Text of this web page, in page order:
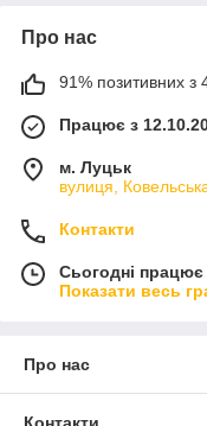
Про нас
91% позитивних з
Працює з
м. Луцьк
вулиця,
Контакти
Сьогодні
Показати весь
Про нас